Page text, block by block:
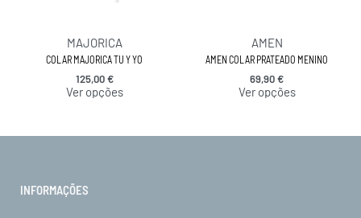
MAJORICA
COLAR MAJORICA TU Y YO
125,00€
Ver opções
AMEN
AMEN COLAR PRATEADO MENINO
69,90€
Ver opções
INFORMAÇÕES